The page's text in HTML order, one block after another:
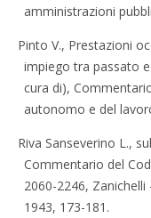
amministrazioni
Pinto V., Prestazioni
impiego tra passato
cura di),
autonomo e del
Riva Sanseverino L.,
Commentario del
2060-2246,
1943, 173-181.